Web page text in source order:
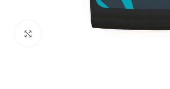
Spustelėkite, kad padidintumėte